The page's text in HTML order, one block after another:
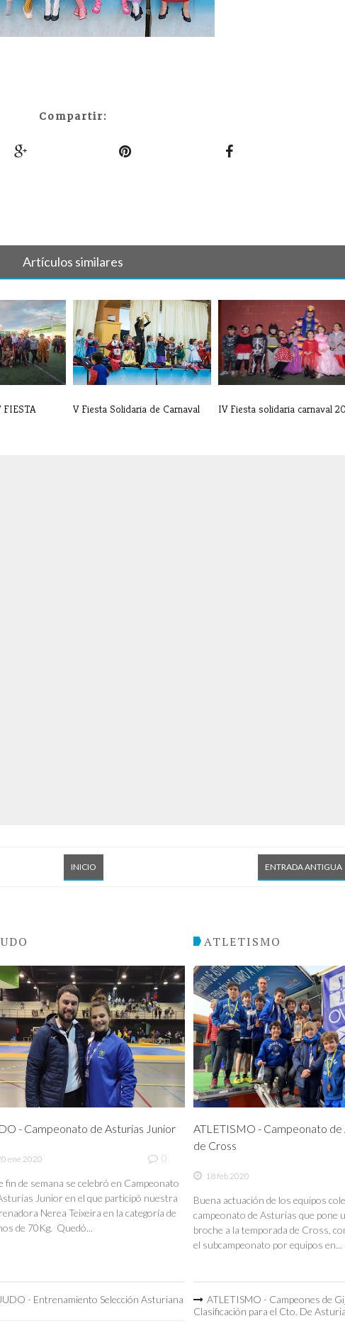
Compartir:
Artículos similares
FIESTA
V Fiesta Solidaria de Carnaval IV Fiesta solidaria carnaval
ENTRADA ANTIGUA
INICIO
- Campeonato de Asturias Junior
ene 2020 0
fin de semana se celebró en Campeonato
Junior en el que participó nuestra
Nerea Teixeira en la categoría de
de 70Kg. Quedó...
JUDO - Entrenamiento Selección Asturiana
ATLETISMO
ATLETISMO - Campeonato de
de Cross
18 feb 2020
Buena actuación de los equipos
campeonato de Asturias que pone
broche a la temporada de Cross,
el subcampeonato por equipos en...
ATLETISMO - Campeones de
Clasificación para el Cto. De